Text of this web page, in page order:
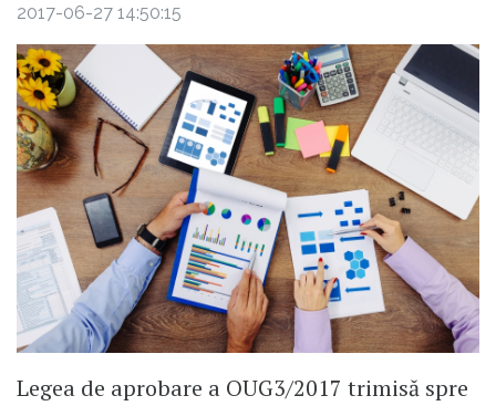
2017-06-27 14:50:15
Legea de aprobare a OUG3/2017 trimisă spre